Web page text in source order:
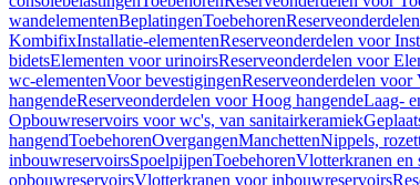
wandelementenBeplatingenToebehoren
KombifixInstallatie-elementenReserveonderdelen voor
bidetsElementen voor urinoirsReserveonderdelen voor
wc-elementenVoor bevestigingenReserveonderdelen voor
hangendeReserveonderdelen voor Hoog hangendeLaag-
Opbouwreservoirs voor wc's, van sanitairkeramiek
hangendToebehorenOvergangenManchettenNippels,
inbouwreservoirsSpoelpijpenToebehorenVlotterkranen en
opbouwreservoirsVlotterkranen voor inbouwreservoirs